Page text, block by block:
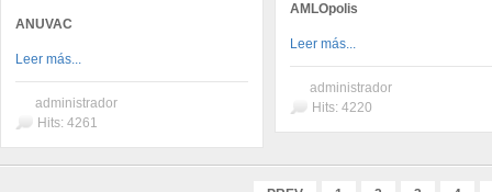
ANUVAC
Leer más...
administrador
Hits: 4261
AMLOpolis
Leer más...
administrador
Hits: 4220